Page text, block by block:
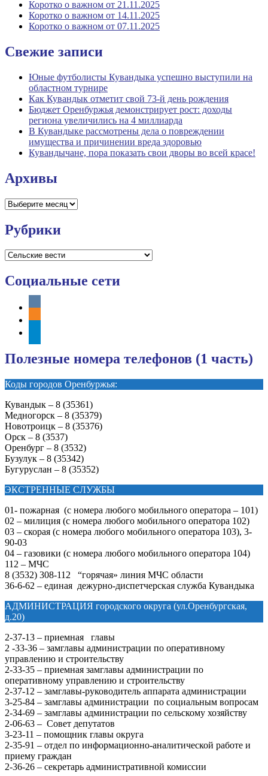
Коротко о важном от 21.11.2025
Коротко о важном от 14.11.2025
Коротко о важном от 07.11.2025
Свежие записи
Юные футболисты Кувандыка успешно выступили на
областном турнире
Как Кувандык отметит свой 73-й день рождения
Бюджет Оренбуржья демонстрирует рост: доходы
региона увеличились на 4 миллиарда
В Кувандыке рассмотрены дела о повреждении
имущества и причинении вреда здоровью
Кувандычане, пора показать свои дворы во всей красе!
Архивы
Архивы
Рубрики
Рубрики
Социальные сети
vkontakte
odnoklassniki
Полезные номера телефонов (1 часть)
Коды городов Оренбуржья:
Кувандык – 8 (35361)
Медногорск – 8 (35379)
Новотроицк – 8 (35376)
Орск – 8 (3537)
Оренбург – 8 (3532)
Бузулук – 8 (35342)
Бугуруслан – 8 (35352)
ЭКСТРЕННЫЕ СЛУЖБЫ
01- пожарная (с номера любого мобильного оператора – 101)
02 – милиция (с номера любого мобильного оператора 102)
03 – скорая (с номера любого мобильного оператора 103), 3-
90-03
04 – газовики (с номера любого мобильного оператора 104)
112 – МЧС
8 (3532) 308-112 “горячая» линия МЧС области
36-6-62 – единая дежурно-диспетчерская служба Кувандыка
АДМИНИСТРАЦИЯ городского округа (ул.Оренбургская,
д.20)
2-37-13 – приемная главы
2 -33-36 – замглавы администрации по оперативному
управлению и строительству
2-33-35 – приемная замглавы администрации по
оперативному управлению и строительству
2-37-12 – замглавы-руководитель аппарата администрации
3-25-84 – замглавы администрации по социальным вопросам
2-34-69 – замглавы администрации по сельскому хозяйству
2-06-63 – Совет депутатов
3-23-11 – помощник главы округа
2-35-91 – отдел по информационно-аналитической работе и
приему граждан
2-36-26 – секретарь административной комиссии